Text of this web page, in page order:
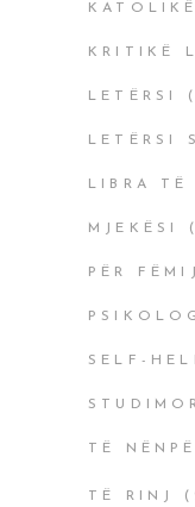
KATOLIKË
KRITIKË
LETËRSI
LETËRSI
LIBRA TË
MJEKËSI
PËR
SELF-
TË
TË RINJ